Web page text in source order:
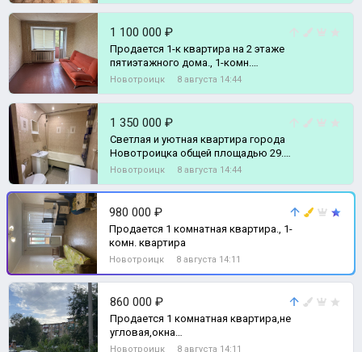
1 100 000 ₽
Продается 1-к квартира на 2 этаже
пятиэтажного дома., 1-комн.
квартира
Новотроицк 8 августа 14:44
1 350 000 ₽
Светлая и уютная квартира города
Новотрoицка общей площадью 29.5
кв., 1-комн. квартира
Новотроицк 8 августа 14:44
980 000 ₽
Продается 1 комнатная квартира., 1-
комн. квартира
Новотроицк 8 августа 14:11
860 000 ₽
Продается 1 комнатная квартира,не
угловая,окна
пластиковые,состояние требует
Новотроицк 8 августа 14:11